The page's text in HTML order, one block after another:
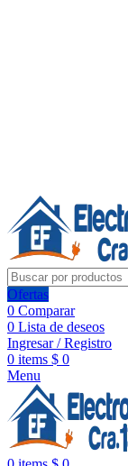
Ofertas
0 Comparar
0 Lista de deseos
Ingresar / Registro
0 items $ 0
Menu